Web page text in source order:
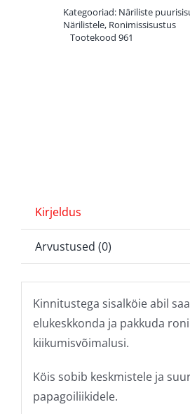
Kategooriad: Näriliste
Närilistele, Ronimissisustus
Tootekood 961
Kirjeldus
Arvustused (0)
Kinnitustega sisalköie abil
elukeskkonda ja pakkuda
kiikumisvõimalusi.
Köis sobib keskmistele ja
papagoiliikidele.